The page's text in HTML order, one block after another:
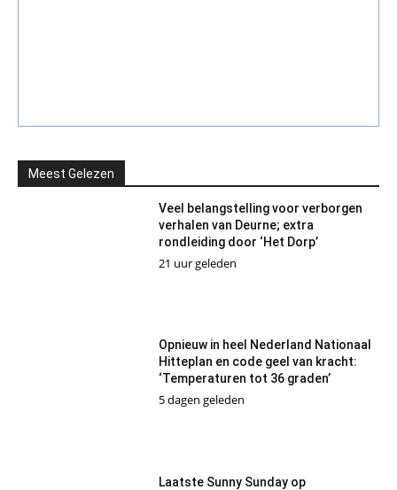
Meest Gelezen
Veel belangstelling voor verborgen
verhalen van Deurne; extra
rondleiding door ‘Het Dorp’
21 uur geleden
Opnieuw in heel Nederland Nationaal
Hitteplan en code geel van kracht:
‘Temperaturen tot 36 graden’
5 dagen geleden
Laatste Sunny Sunday op